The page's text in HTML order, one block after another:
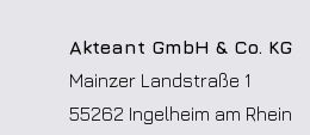
Akteant GmbH & Co. KG
Mainzer Landstraße 1
55262 Ingelheim am Rhein